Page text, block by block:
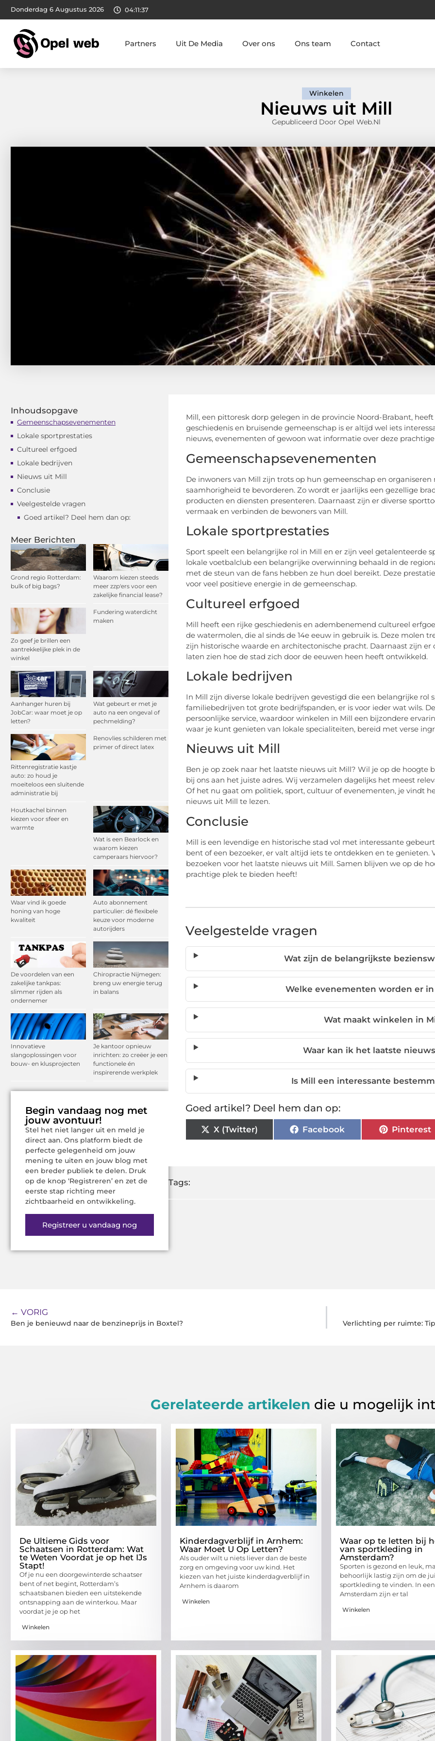
Donderdag 6 Augustus 2026 04:11:39
Partners Uit De Media Over ons Ons team Contact
Winkelen
Nieuws uit Mill
Gepubliceerd Door Opel Web.nl
Inhoudsopgave
Gemeenschapsevenementen
Lokale sportprestaties
Cultureel erfgoed
Lokale bedrijven
Nieuws uit Mill
Conclusie
Veelgestelde vragen
Goed artikel? Deel hem dan op:
Meer Berichten
Grond regio Rotterdam:
bulk of big bags?
Waarom kiezen steeds
meer zzp'ers voor een
zakelijke financial lease?
Zo geef je brillen een
aantrekkelijke plek in de
winkel
Fundering waterdicht
maken
Aanhanger huren bij
JobCar: waar moet je op
letten?
Wat gebeurt er met je
auto na een ongeval of
pechmelding?
Rittenregistratie kastje
auto: zo houd je
moeiteloos een sluitende
administratie bij
Renovlies schilderen met
primer of direct latex
Houtkachel binnen
kiezen voor sfeer en
warmte
Wat is een Bearlock en
waarom kiezen
camperaars hiervoor?
Waar vind ik goede
honing van hoge
kwaliteit
Auto abonnement
particulier: dé flexibele
keuze voor moderne
autorijders
De voordelen van een
zakelijke tankpas:
slimmer rijden als
ondernemer
Chiropractie Nijmegen:
breng uw energie terug
in balans
Innovatieve
slangoplossingen voor
bouw- en klusprojecten
Je kantoor opnieuw
inrichten: zo creëer je een
functionele én
inspirerende werkplek
Begin vandaag nog met
jouw avontuur!
Stel het niet langer uit en meld je
direct aan. Ons platform biedt de
perfecte gelegenheid om jouw
mening te uiten en jouw blog met
een breder publiek te delen. Druk
op de knop ‘Registreren’ en zet de
eerste stap richting meer
zichtbaarheid en ontwikkeling.
Registreer u vandaag nog
Mill, een pittoresk dorp gelegen in de provincie Noord-Brabant,
geschiedenis en bruisende gemeenschap is er altijd wel iets
nieuws, evenementen of gewoon wat informatie over deze
Gemeenschapsevenementen
De inwoners van Mill zijn trots op hun gemeenschap en
saamhorigheid te bevorderen. Zo wordt er jaarlijks een gezellige
producten en diensten presenteren. Daarnaast zijn er diverse
vermaak en verbinden de bewoners van Mill.
Lokale sportprestaties
Sport speelt een belangrijke rol in Mill en er zijn veel getalenteerde
lokale voetbalclub een belangrijke overwinning behaald in de
met de steun van de fans hebben ze hun doel bereikt. Deze
voor veel positieve energie in de gemeenschap.
Cultureel erfgoed
Mill heeft een rijke geschiedenis en adembenemend cultureel
de watermolen, die al sinds de 14e eeuw in gebruik is. Deze molen
zijn historische waarde en architectonische pracht. Daarnaast zijn
laten zien hoe de stad zich door de eeuwen heen heeft ontwikkeld.
Lokale bedrijven
In Mill zijn diverse lokale bedrijven gevestigd die een belangrijke rol
familiebedrijven tot grote bedrijfspanden, er is voor ieder wat wils.
persoonlijke service, waardoor winkelen in Mill een bijzondere
waar je kunt genieten van lokale specialiteiten, bereid met verse
Nieuws uit Mill
Ben je op zoek naar het laatste nieuws uit Mill? Wil je op de
bij ons aan het juiste adres. Wij verzamelen dagelijks het meest
Of het nu gaat om politiek, sport, cultuur of evenementen, je vindt
nieuws uit Mill te lezen.
Conclusie
Mill is een levendige en historische stad vol met interessante
bent of een bezoeker, er valt altijd iets te ontdekken en te
bezoeken voor het laatste nieuws uit Mill. Samen blijven we op de
prachtige plek te bieden heeft!
Veelgestelde vragen
Wat zijn de belangrijkste
Welke evenementen worden er
Wat maakt winkelen in
Waar kan ik het laatste
Is Mill een interessante
Goed artikel? Deel hem dan op:
X (Twitter) Facebook Pinterest
Tags:
← VORIG
Ben je benieuwd naar de benzineprijs in Boxtel? Verlichting per ruimte:
Gerelateerde artikelen die u mogelijk
De Ultieme Gids voor
Schaatsen in Rotterdam: Wat
te Weten Voordat je op het IJs
Stapt!
Of je nu een doorgewinterde schaatser
bent of net begint, Rotterdam’s
schaatsbanen bieden een uitstekende
ontsnapping aan de winterkou. Maar
voordat je je op het
Winkelen
Kinderdagverblijf in Arnhem:
Waar Moet U Op Letten?
Als ouder wilt u niets liever dan de beste
zorg en omgeving voor uw kind. Het
kiezen van het juiste kinderdagverblijf in
Arnhem is daarom
Winkelen
Waar op te letten bij
van sportkleding in
Amsterdam?
Sporten is gezond en leuk,
behoorlijk lastig zijn om de
sportkleding te vinden. In
Amsterdam zijn er tal
Winkelen